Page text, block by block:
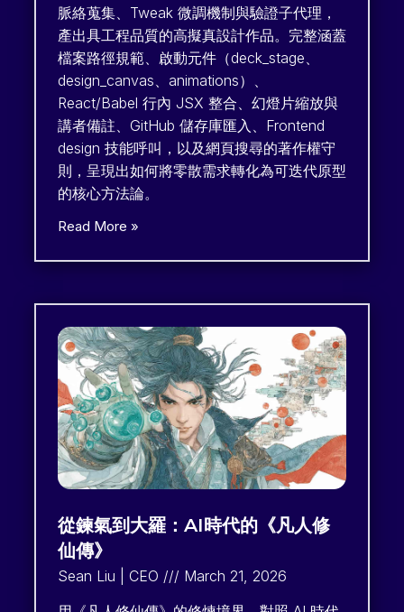
脈絡蒐集、Tweak 微調機制與驗證子代理，
產出具工程品質的高擬真設計作品。完整涵蓋
檔案路徑規範、啟動元件（deck_stage、
design_canvas、animations）、
React/Babel 行內 JSX 整合、幻燈片縮放與
講者備註、GitHub 儲存庫匯入、Frontend
design 技能呼叫，以及網頁搜尋的著作權守
則，呈現出如何將零散需求轉化為可迭代原型
的核心方法論。
Read More »
從鍊氣到大羅：AI時代的《凡人修
仙傳》
Sean Liu | CEO
March 21, 2026